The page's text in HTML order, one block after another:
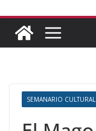
SEMANARIO CULTURAL